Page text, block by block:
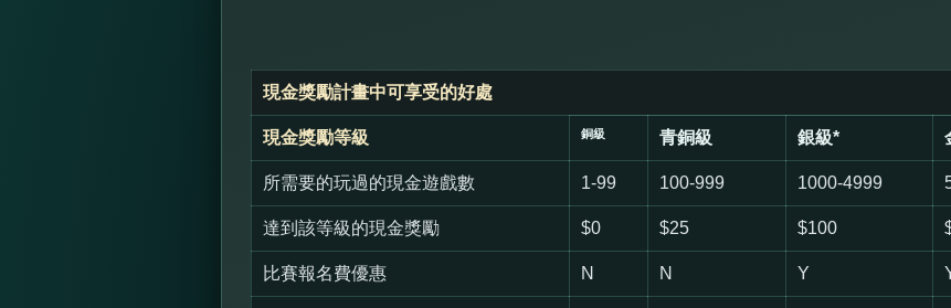
現金獎勵計畫中可享受的好處
現金獎勵等級 銅級 青銅級 銀級*
所需要的玩過的現金遊戲數 1-99 100-999 1000-4999
達到該等級的現金獎勵 $0 $25 $100
比賽報名費優惠 N N Y